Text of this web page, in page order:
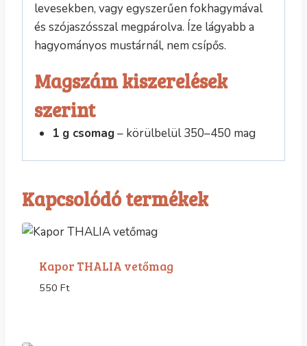
levesekben, vagy egyszerűen fokhagymával
és szójaszósszal megpárolva. Íze lágyabb a
hagyományos mustárnál, nem csípős.
Magszám kiszerelések
szerint
1 g csomag– körülbelül 350–450 mag
Kapcsolódó termékek
Kapor THALIA vetőmag
550 Ft